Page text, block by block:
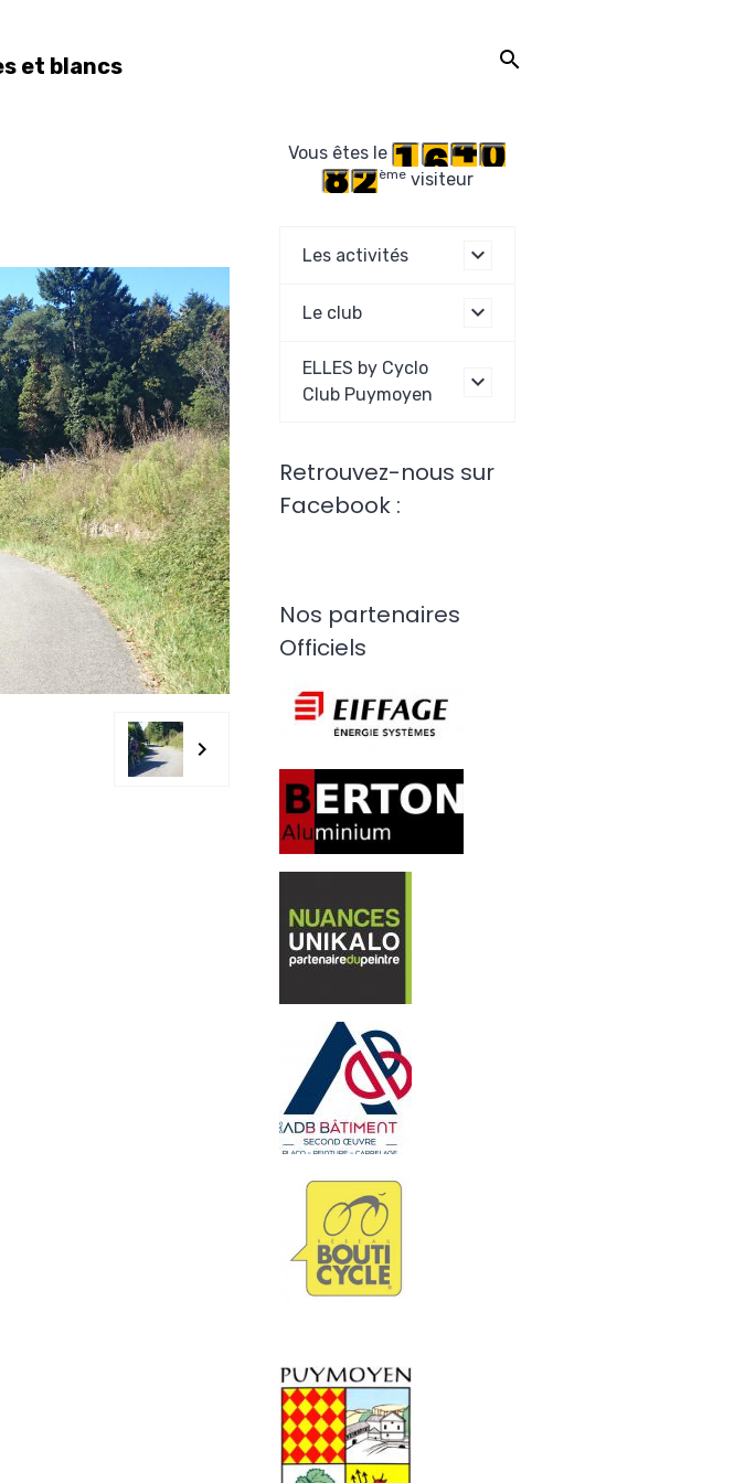
et blancs
Vous êtes le
èmevisiteur
Les activités
Le club
ELLES by Cyclo
Club Puymoyen
Retrouvez-nous sur
Facebook :
Nos partenaires
Officiels